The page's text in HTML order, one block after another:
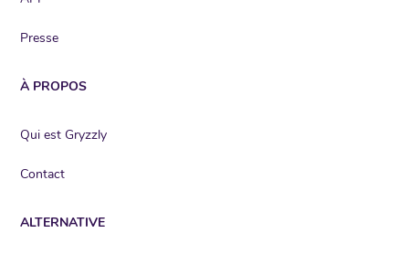
Presse
À PROPOS
Qui est Gryzzly
Contact
ALTERNATIVE